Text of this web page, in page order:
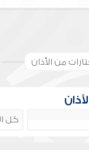
من الأذان